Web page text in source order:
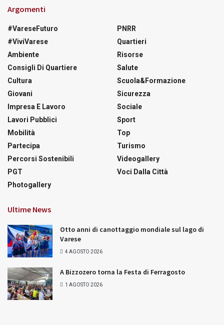
Argomenti
#VareseFuturo
#ViviVarese
Ambiente
Consigli Di Quartiere
Cultura
Giovani
Impresa E Lavoro
Lavori Pubblici
Mobilità
Partecipa
Percorsi Sostenibili
PGT
Photogallery
PNRR
Quartieri
Risorse
Salute
Scuola&Formazione
Sicurezza
Sociale
Sport
Top
Turismo
Videogallery
Voci Dalla Città
Ultime News
Otto anni di canottaggio mondiale sul lago di
Varese
4 AGOSTO 2026
A Bizzozero torna la Festa di Ferragosto
1 AGOSTO 2026